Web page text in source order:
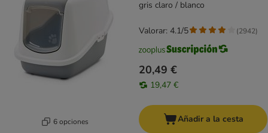
6 opciones
gris claro / blanco
20,49 €
19,47 €
Valorar: 4.1/5 (2942)
Añadir a la cesta